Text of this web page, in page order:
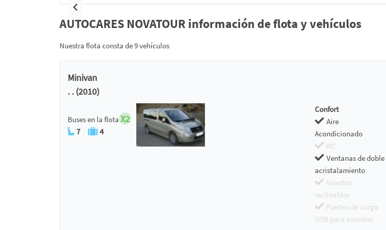
Anterior
AUTOCARES NOVATOUR información de flota y vehículos
Nuestra flota consta de 9 vehículos
Minivan
. . (2010)
Buses en la flota X2
7 4
Confort
Aire
Acondicionado
WC
Ventanas de doble
acristalamiento
Asientos
reclinables
Puertos de carga
USB para asientos